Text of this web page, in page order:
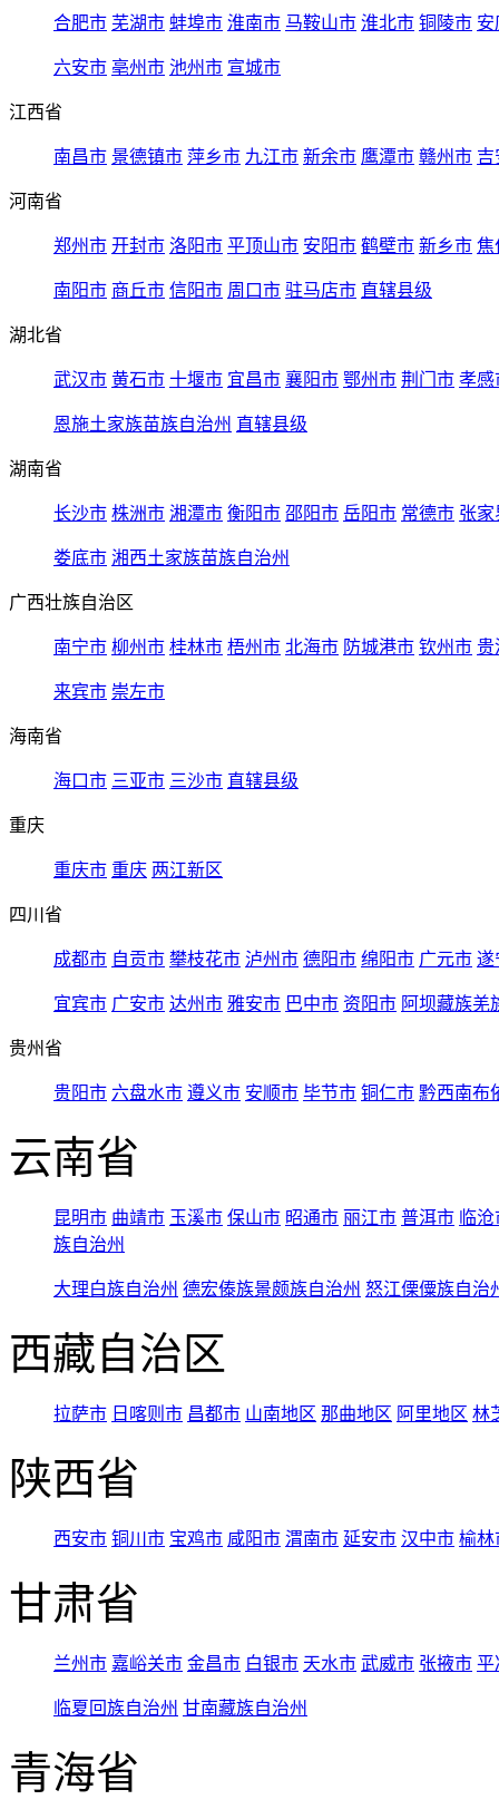
合肥市 芜湖市 蚌埠市 淮南市 马鞍山市 淮北市 铜陵市 安
六安市 亳州市 池州市 宣城市
江西省
南昌市 景德镇市 萍乡市 九江市 新余市 鹰潭市 赣州市 吉
河南省
郑州市 开封市 洛阳市 平顶山市 安阳市 鹤壁市 新乡市 焦
南阳市 商丘市 信阳市 周口市 驻马店市 直辖县级
湖北省
武汉市 黄石市 十堰市 宜昌市 襄阳市 鄂州市 荆门市 孝感
恩施土家族苗族自治州 直辖县级
湖南省
长沙市 株洲市 湘潭市 衡阳市 邵阳市 岳阳市 常德市 张家
娄底市 湘西土家族苗族自治州
广西壮族自治区
南宁市 柳州市 桂林市 梧州市 北海市 防城港市 钦州市 贵
来宾市 崇左市
海南省
海口市 三亚市 三沙市 直辖县级
重庆
重庆市 重庆 两江新区
四川省
成都市 自贡市 攀枝花市 泸州市 德阳市 绵阳市 广元市 遂
宜宾市 广安市 达州市 雅安市 巴中市 资阳市 阿坝藏族羌
贵州省
贵阳市 六盘水市 遵义市 安顺市 毕节市 铜仁市 黔西南布
云南省
昆明市 曲靖市 玉溪市 保山市 昭通市 丽江市 普洱市 临
族自治州
大理白族自治州 德宏傣族景颇族自治州 怒江傈僳族自治
西藏自治区
拉萨市 日喀则市 昌都市 山南地区 那曲地区 阿里地区 林
陕西省
西安市 铜川市 宝鸡市 咸阳市 渭南市 延安市 汉中市 榆林
甘肃省
兰州市 嘉峪关市 金昌市 白银市 天水市 武威市 张掖市 平
临夏回族自治州 甘南藏族自治州
青海省